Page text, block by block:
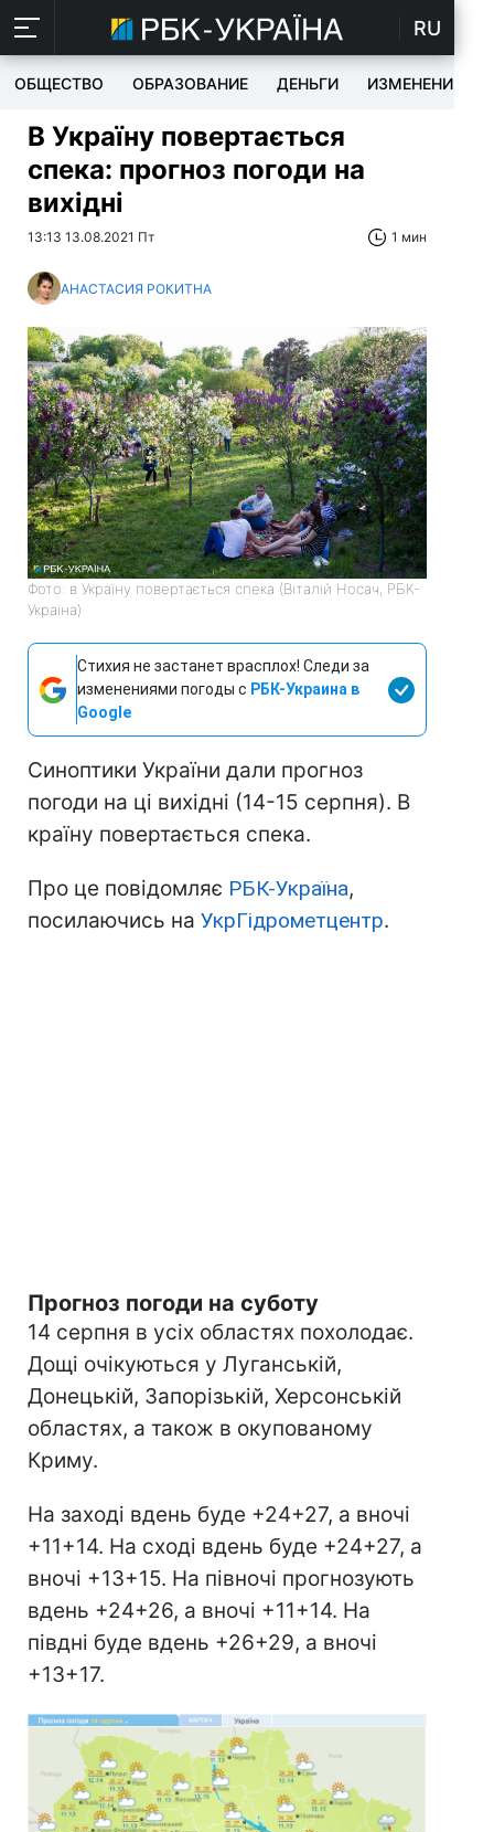
RU
ОБЩЕСТВО ОБРАЗОВАНИЕ ДЕНЬГИ ИЗМЕНЕНИЯ
В Україну повертається
спека: прогноз погоди на
вихідні
13:13 13.08.2021 Пт 1 мин
АНАСТАСИЯ РОКИТНА
Фото: в Україну повертається спека (Віталій Носач, РБК-
Україна)
Стихия не застанет врасплох! Следи за
изменениями погоды с РБК-Украина в
Google
Синоптики України дали прогноз
погоди на ці вихідні (14-15 серпня). В
країну повертається спека.
Про це повідомляє РБК-Україна,
посилаючись на УкрГідрометцентр.
Прогноз погоди на суботу
14 серпня в усіх областях похолодає.
Дощі очікуються у Луганській,
Донецькій, Запорізькій, Херсонській
областях, а також в окупованому
Криму.
На заході вдень буде +24+27, а вночі
+11+14. На сході вдень буде +24+27, а
вночі +13+15. На півночі прогнозують
вдень +24+26, а вночі +11+14. На
півдні буде вдень +26+29, а вночі
+13+17.